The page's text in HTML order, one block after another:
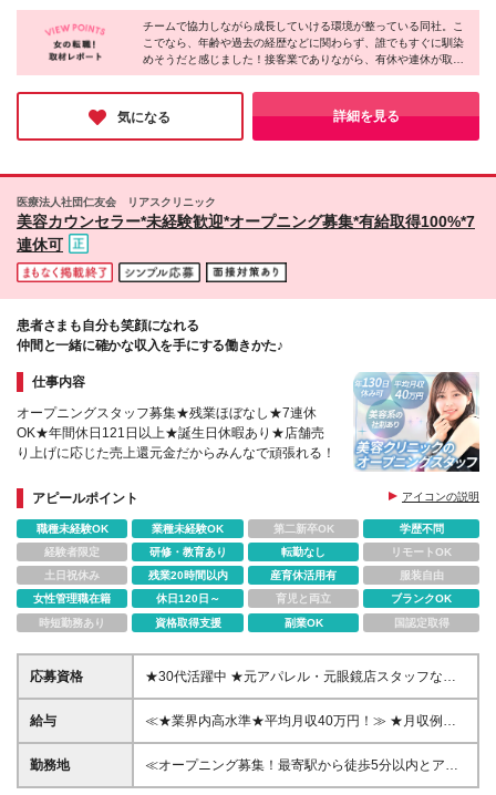
を含んで算出しております。 ※みなし残業時間超過分
は1分単位で全額支給 ＜入社半年～1年後月収例＞
■31万7,000円～43万5,000円（想定残業時間30h+資
万2,400円 ※上記には15時間分のみなし残業手当：2
万6,300円～3万8,400円を含んでいます。 ※時間外手
当は別途全額支給（1分単位） ※経験・能力を考慮し
補助制度など） ＜特に積極採用中！＞ 東京、神奈
川、千葉、埼玉、福井、愛知、三重、岐阜 ＜募集エ
リア＞ 【東北】宮城、福島 【関東】東京、神奈川、
千葉、埼玉、栃木、群馬、茨城 【北陸・甲信越】福
井、新潟 【東海】愛知、三重、岐阜 【関西】大阪
【中国】岡山、広島、鳥取、島根 【四国】徳島、香
川 【九州】福岡、佐賀、熊本 ※配属店舗については
ービル3・6・7・8・9F ※就業場所の変更の範囲：会
社の定める場所
チームで協力しながら成長していける環境が整っている同社。こ
こでなら、年齢や過去の経歴などに関わらず、誰でもすぐに馴染
めそうだと感じました！接客業でありながら、有休や連休が取り
やすく、プライベートも大切にできる点も魅力的♪また、頑張り
が正当に評価され、ライフイベントを迎えてもキャリアを積んで
いける制度がしっかり整っているので、「働きやすさ・キャリ
ア・収入」の好バランスを求める方にオススメです♪
気になる 詳細を見る
医療法人社団仁友会 リアスクリニック
美容カウンセラー*未経験歓迎*オープニング募集*有給取得100%*7
連休可
患者さまも自分も笑顔になれる
仲間と一緒に確かな収入を手にする働きかた♪
仕事内容
オープニングスタッフ募集★残業ほぼなし★7連休
OK★年間休日121日以上★誕生日休暇あり★店舗売
り上げに応じた売上還元金だからみんなで頑張れる！
アピールポイント アイコンの説明
職種未経験OK 業種未経験OK 第二新卒OK
学歴不問
経験者限定
研修・教育あり 転勤なし
リモートOK
土日祝休み
残業20時間以内 産育休活用有
服装自由
女性管理職在籍
休日120日～ 育児と両立
ブランクOK
時短勤務あり
資格取得支援 副業OK 国認定取得
応募資格
★30代活躍中 ★元アパレル・元眼鏡店スタッフなど
未経験スタートの先輩多数！ ◆未経験OK ◆学歴不問
＼こんな方に向いています／ ◎美容業界で働きたい
がら働きたい ◎患者さまファーストのクリニックで
働きたい ◎チームワークを大切にしたい ◎収入アッ
給与
≪★業界内高水準★平均月収40万円！≫ ★月収例：
40万円～(月給＋残業代＋インセンティブ) ◆月給25
万～80万円＋売上還元金＋インセンティブ＋賞与 ※
勤務地
≪オープニング募集！最寄駅から徒歩5分以内とアク
セス良好≫ ★原則、転居を伴う転勤はありません ＼